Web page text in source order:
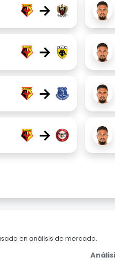
→
→
→
→
en análisis de mercado.